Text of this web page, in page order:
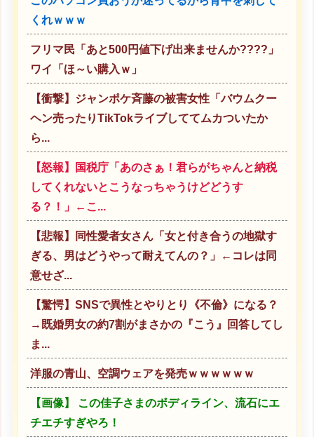
くれｗｗｗ
フリマ民「あと500円値下げ出来ませんか????」
ワイ「ほ～い購入ｗ」
【衝撃】ジャンポケ斉藤の被害女性「バウムクー
ヘン売ったりTikTokライブしててムカついたか
ら...
【怒報】国税庁「あのさぁ！君らがちゃんと納税
してくれないとこうなっちゃうけどどうす
る？！」←こ...
【悲報】同性愛者女さん「女と付き合うの地獄す
ぎる、男はどうやって耐えてんの？」←コレは同
意せざ...
【驚愕】SNSで異性とやりとり《不倫》になる？
→既婚男女の約7割がまさかの『こう』回答してし
ま...
洋服の青山、空調ウェアを発売ｗｗｗｗｗｗ
【画像】 この佳子さまのボディライン、流石にエ
チエチすぎやろ！